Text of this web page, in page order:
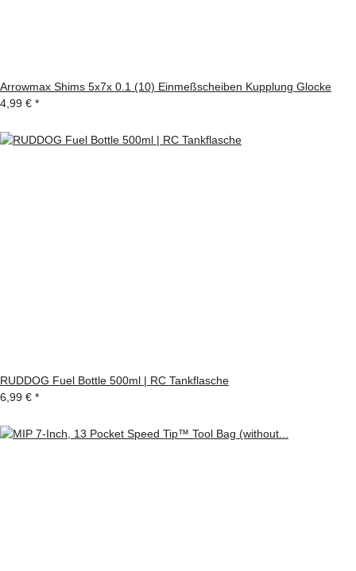
Arrowmax Shims 5x7x 0.1 (10) Einmeßscheiben Kupplung Glocke
4,99 € *
RUDDOG Fuel Bottle 500ml | RC Tankflasche
6,99 € *